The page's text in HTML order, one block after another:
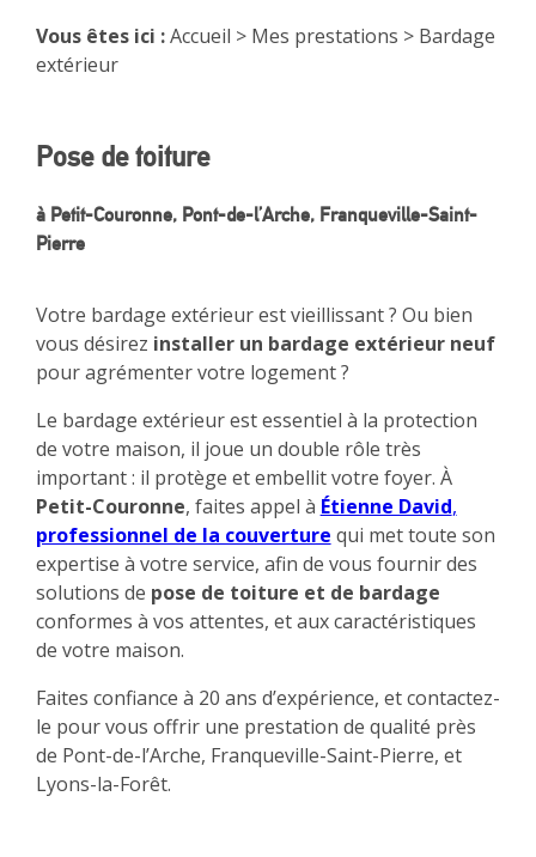
Vous êtes ici : Accueil > Mes prestations > Bardage
extérieur
Pose de toiture
à Petit-Couronne, Pont-de-l’Arche, Franqueville-Saint-
Pierre
Votre bardage extérieur est vieillissant ? Ou bien
vous désirez installer un bardage extérieur neuf
pour agrémenter votre logement ?
Le bardage extérieur est essentiel à la protection
de votre maison, il joue un double rôle très
important : il protège et embellit votre foyer. À
Petit-Couronne, faites appel à Étienne David,
professionnel de la couverture qui met toute son
expertise à votre service, afin de vous fournir des
solutions de pose de toiture et de bardage
conformes à vos attentes, et aux caractéristiques
de votre maison.
Faites confiance à 20 ans d’expérience, et contactez-
le pour vous offrir une prestation de qualité près
de Pont-de-l’Arche, Franqueville-Saint-Pierre, et
Lyons-la-Forêt.